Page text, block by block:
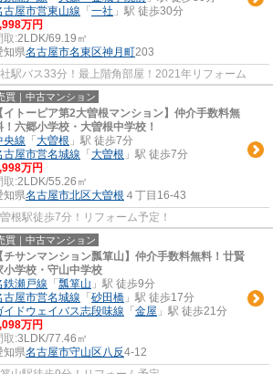
古屋市営東山線 「 一社 」駅 徒歩30分
万円
取:2LDK/69.19㎡
知県名古屋市名東区神月町203
駅バス33分！最上階角部屋！2021年リフォーム
買｜中古マンション
【イトーピア第2大曽根マンション】仲介手数料無
！六郷小学校・大曽根中学校！
央線 「 大曽根 」駅 徒歩7分
古屋市営名城線 「 大曽根 」駅 徒歩7分
万円
取:2LDK/55.26㎡
知県名古屋市北区大曽根 ４丁目16-43
根駅徒歩7分！リフォーム予定！
買｜中古マンション
【チサンマンション瓢箪山】仲介手数料無料！廿賢
小学校・守山中学校
鉄瀬戸線 「 瓢箪山 」駅 徒歩9分
古屋市営名城線 「 砂田橋 」駅 徒歩17分
イドウェイバス志段味線 「 金屋 」駅 徒歩21分
万円
取:3LDK/77.46㎡
知県名古屋市守山区八反4-12